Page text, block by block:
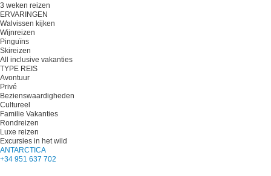
3 weken reizen
ERVARINGEN
Walvissen kijken
Wijnreizen
Pinguïns
Skireizen
All inclusive vakanties
TYPE REIS
Avontuur
Privé
Bezienswaardigheden
Cultureel
Familie Vakanties
Rondreizen
Luxe reizen
Excursies in het wild
ANTARCTICA
+34 951 637 702